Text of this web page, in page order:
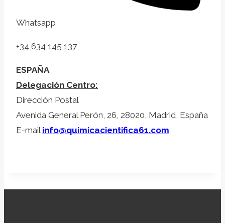
Whatsapp
+34 634 145 137
ESPAÑA
Delegación Centro:
Dirección Postal
Avenida General Perón, 26, 28020, Madrid, España
E-mail info@quimicacientifica61.com